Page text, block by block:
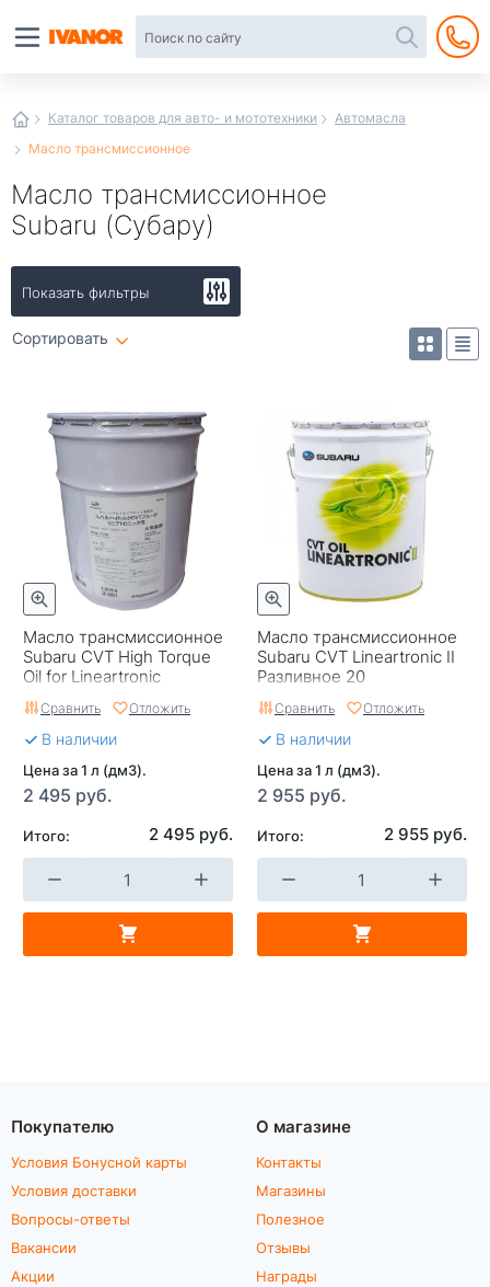
Каталог товаров для авто- и мототехники
Автомасла
Масло трансмиссионное
Масло трансмиссионное
Subaru (Субару)
Показать фильтры
Сортировать
Масло трансмиссионное
Subaru CVT High Torque
Oil for Lineartronic
Разливное 20
Сравнить Отложить
В наличии
Цена за 1 л (дм3).
2 495 руб.
Итого: 2 495 руб.
Масло трансмиссионное
Subaru CVT Lineartronic II
Разливное 20
Сравнить Отложить
В наличии
Цена за 1 л (дм3).
2 955 руб.
Итого: 2 955 руб.
Покупателю
Условия Бонусной карты
Условия доставки
Вопросы-ответы
Вакансии
Акции
О магазине
Контакты
Магазины
Полезное
Отзывы
Награды
интернет-